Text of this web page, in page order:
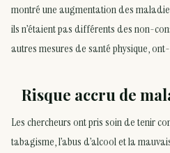
montré une augmentation des
ils n’étaient pas différents des non-
autres mesures de santé physique,
Risque accru de
Les chercheurs ont pris soin de tenir
tabagisme, l’abus d’alcool et la